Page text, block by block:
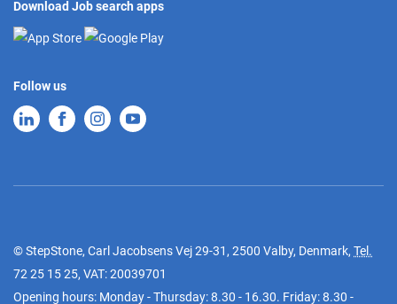
Download Job search apps
Follow us
© StepStone, Carl Jacobsens Vej 29-31, 2500 Valby, Denmark, Tel.
72 25 15 25, VAT: 20039701
Opening hours: Monday - Thursday: 8.30 - 16.30. Friday: 8.30 -